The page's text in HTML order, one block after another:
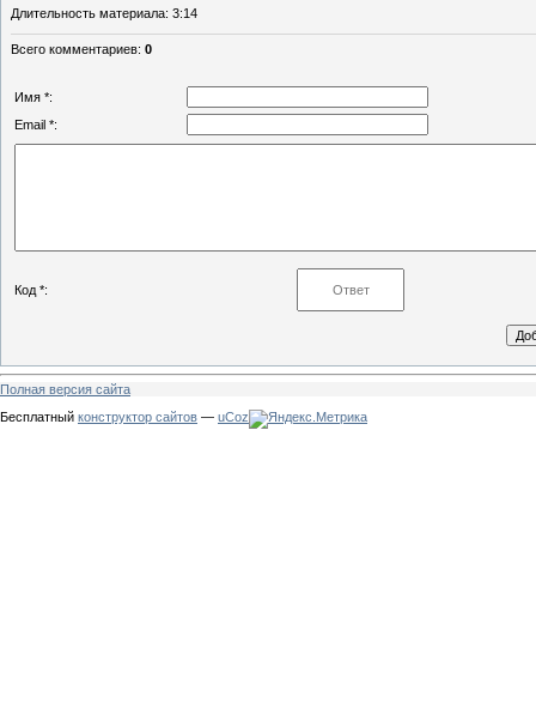
Длительность материала: 3:14
Всего комментариев: 0
Имя *:
Email *:
Код *:
Полная версия сайта
Бесплатный конструктор сайтов — uCoz